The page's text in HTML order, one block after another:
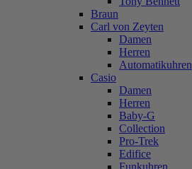
Braun
Carl von Zeyten
Damen
Herren
Automatikuhren
Casio
Damen
Herren
Baby-G
Collection
Pro-Trek
Edifice
Funkuhren